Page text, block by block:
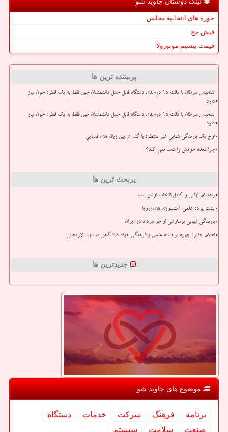
حوزه های انتخابیه مجلس
فیش حج
قیمت بیسیم موتورولا
پربیننده ترین ها
تشخیص سرطان با دقت ۹۵ درصدی دستگاه قابل حمل دانشمندان چین فقط به یک قطره خون نیاز
دارد
تشخیص سرطان با دقت ۹۵ درصدی دستگاه قابل حمل دانشمندان چین فقط به یک قطره خون نیاز
دارد
اوج یک بارندگی شهابی غیر منتظره با گذر از بین زباله های فضایی
چرا معده خودش را هضم نمی کند؟
پربحث ترین ها
راهنمای نهایی و کامل انتخاب اولین پیپ
پشت پرده علمی آتشسوزی های اروپا
بارندگی شهابی برساوشی اواخر مرداد در ایران
اهدای جایزه چهره برجسته علمی و فرهنگی جهاد دانشگاهی به شهید لاریجانی
جدیدترین ها
موضوع های جاوید شو
برنامه فرهنگ شركت خدمات
دستگاه
صنعت
سلامت سیستم